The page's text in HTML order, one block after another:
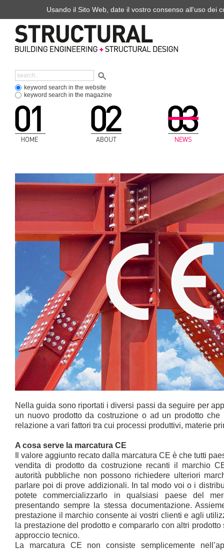
keyword search in the website
keyword search in the magazine
HOME ABOUT NEWS
Nella guida sono riportati i diversi passi da seguire per
un nuovo prodotto da costruzione o ad un prodotto
relazione a vari fattori tra cui processi produttivi, materie
A cosa serve la marcatura CE
Il valore aggiunto recato dalla marcatura CE è che tutti
vendita di prodotto da costruzione recanti il marchio
autorità pubbliche non possono richiedere ulteriori
parlare poi di prove addizionali. In tal modo voi o i
potete commercializzarlo in qualsiasi paese del
presentando sempre la stessa documentazione.
prestazione il marchio consente ai vostri clienti e agli
la prestazione del prodotto e compararlo con altri
approccio tecnico.
La marcatura CE non consiste semplicemente
Usando il Sito Web, date il vostro consenso all'uso